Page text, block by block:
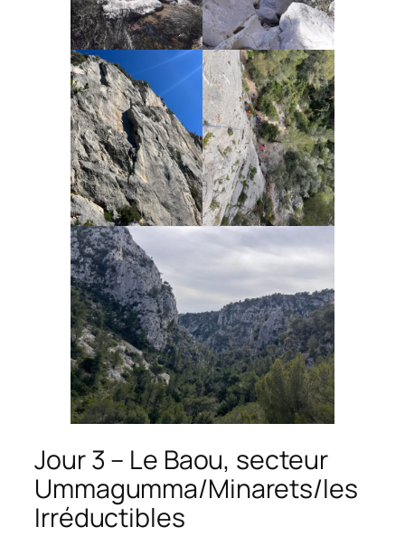
Jour 3 – Le Baou, secteur
Ummagumma/Minarets/les
Irréductibles